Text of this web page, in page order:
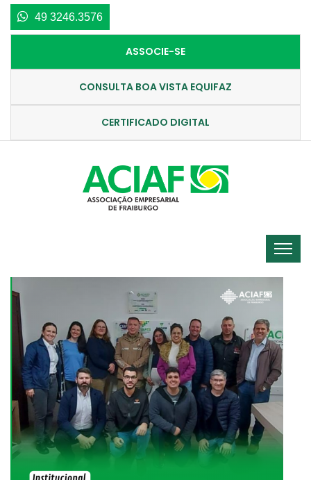
49 3246.3576
ASSOCIE-SE
CONSULTA BOA VISTA EQUIFAZ
CERTIFICADO DIGITAL